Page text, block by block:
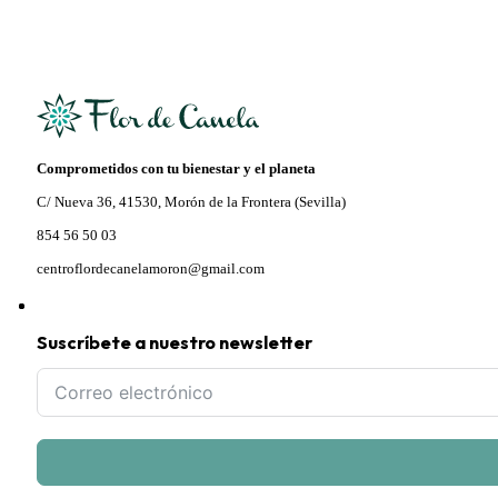
Comprometidos con tu bienestar y el planeta
C/ Nueva 36, 41530, Morón de la Frontera (Sevilla)
854 56 50 03
centroflordecanelamoron@gmail.com
Suscríbete a nuestro newsletter